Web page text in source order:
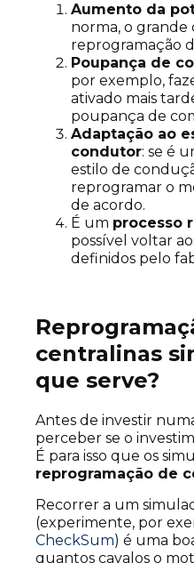
Aumento da
norma, o grande
reprogramação
Poupança de
por exemplo,
ativado mais
poupança de
Adaptação ao
condutor: se é
estilo de
reprogramar o
de acordo.
É um processo
possível voltar
definidos pelo
centralinas
que serve?
Antes de investir
perceber se o
É para isso que os
reprogramação de
Recorrer a um
(experimente, por
CheckSum) é uma
quantos cavalos o